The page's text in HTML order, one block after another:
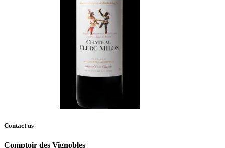
Contact us
Comptoir des Vignobles